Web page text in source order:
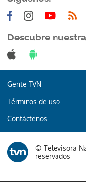
Gracias por
Descubre
Gente TVN
Términos de uso
Contáctenos
© Televisora
reservados